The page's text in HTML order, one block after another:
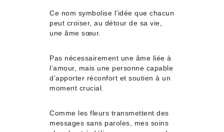
Ce nom symbolise l’idée que chacun
peut croiser, au détour de sa vie,
une âme sœur.
Pas nécessairement une âme liée à
l’amour, mais une personne capable
d’apporter réconfort et soutien à un
moment crucial.
Comme les fleurs transmettent des
messages sans paroles, mes soins